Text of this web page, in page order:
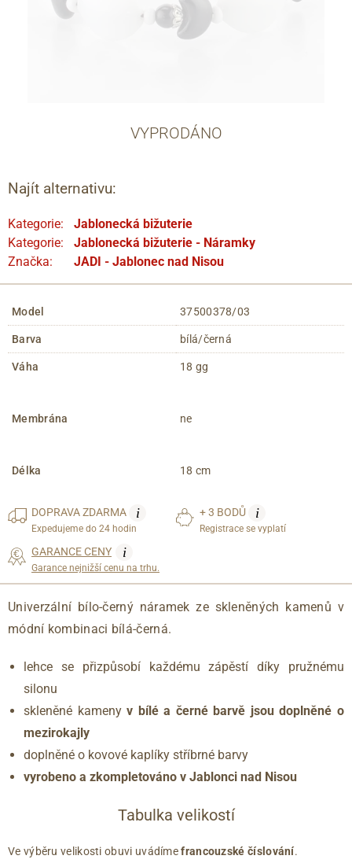
VYPRODÁNO
Najít alternativu:
Kategorie:
Jablonecká bižuterie
Kategorie:
Jablonecká bižuterie - Náramky
Značka:
JADI - Jablonec nad Nisou
Model 37500378/03
Barva bílá/černá
Váha 18 gg
Membrána ne
Délka 18 cm
DOPRAVAZDARMA i
Expedujeme do 24 hodin
+ 3 BODŮ i
Registrace se vyplatí
GARANCE CENY i
Garance nejnižší cenu na trhu.
Univerzální bílo-černý náramek ze skleněných kamenů v
módní kombinaci bílá-černá.
lehce se přizpůsobí každému zápěstí díky pružnému
silonu
skleněné kamenyv bílé a černé barvě jsou doplněné o
mezirokajly
doplněné o kovové kaplíky stříbrné barvy
vyrobeno a zkompletováno v Jablonci nad Nisou
Tabulka velikostí
Ve výběru velikosti obuvi uvádímefrancouzské číslování.